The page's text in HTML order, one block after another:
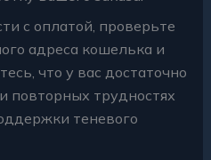
с оплатой, проверьте
адреса кошелька и
что у вас достаточно
повторных трудностях
теневого